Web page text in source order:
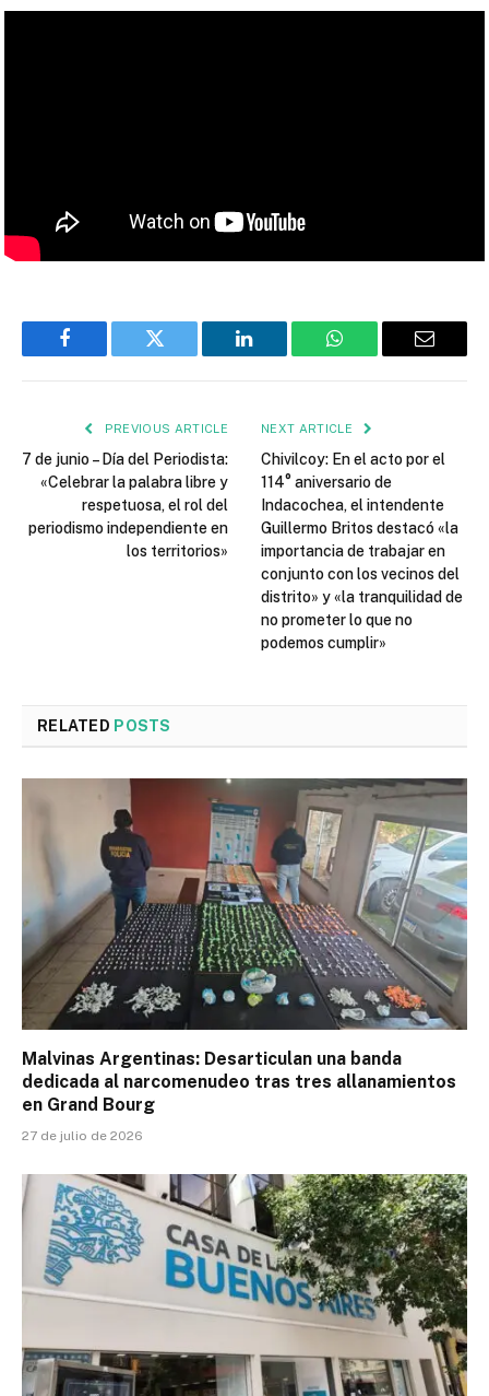
Facebook Twitter LinkedIn WhatsApp Email
PREVIOUS ARTICLE
7 de junio – Día del Periodista:
«Celebrar la palabra libre y
respetuosa, el rol del
periodismo independiente en
los territorios»
NEXT ARTICLE
Chivilcoy: En el acto por el
114° aniversario de
Indacochea, el intendente
Guillermo Britos destacó «la
importancia de trabajar en
conjunto con los vecinos del
distrito» y «la tranquilidad de
no prometer lo que no
podemos cumplir»
RELATED POSTS
Malvinas Argentinas: Desarticulan una banda
dedicada al narcomenudeo tras tres allanamientos
en Grand Bourg
27 de julio de 2026